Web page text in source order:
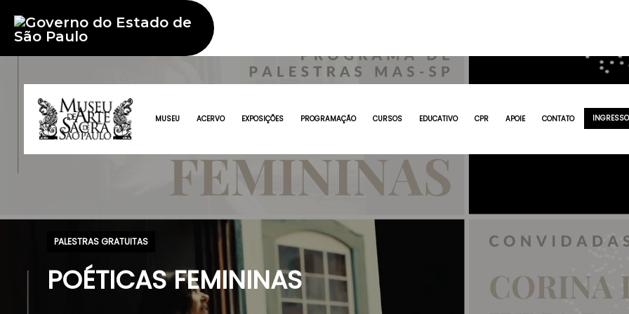
MUSEU ACERVO EXPOSIÇÕES PROGRAMAÇÃO CURSOS EDUCATIVO CPR APOIE CONTATO
PALESTRAS GRATUITAS
POÉTICAS FEMININAS